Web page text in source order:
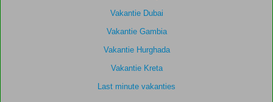
Vakantie Dubai
Vakantie Gambia
Vakantie Hurghada
Vakantie Kreta
Last minute vakanties